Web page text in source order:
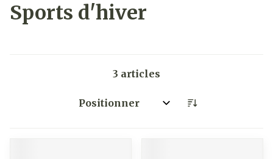
Sports d'hiver
3 articles
Trier par: